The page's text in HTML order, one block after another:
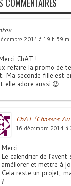
COMMENTAIRES
2014 à 19 h 59
ChAT !
refaire la promo de
Ma seconde fille est
elle adore aussi 😉
ChAT (Chasses
16 décembre 2014 à
Merci
Le calendrier de l’avent
améliorer et mettre à
Cela reste un projet,
?